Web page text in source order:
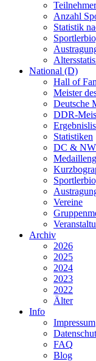
Anzahl
Statistik
National (D)
Hall of
Meister
Deutsche
DDR-
Statistiken
DC &
Vereine
Archiv
2026
2025
2024
2023
2022
Älter
Info
Impressum
FAQ
Blog